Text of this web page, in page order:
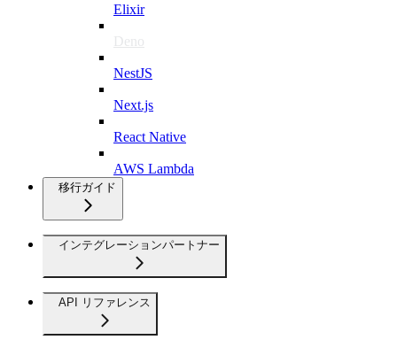
Elixir
Deno
NestJS
Next.js
React Native
AWS Lambda
移行ガイド
インテグレーションパートナー
API リファレンス